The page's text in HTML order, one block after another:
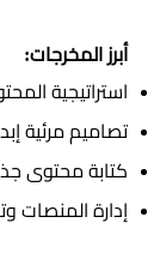
أبرز المخرجات:
استراتيجية
تصاميم مرئية
كتابة محتوى
إدارة المنصات